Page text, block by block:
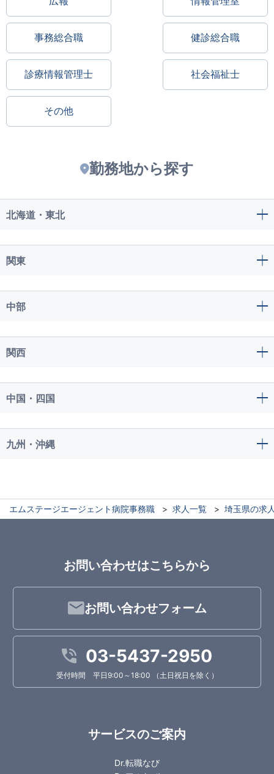
事務総合職 健診総合職
診療情報管理士 社会福祉士
その他
勤務地から探す
北海道・東北
関東
中部
関西
中国・四国
九州・沖縄
エムステージエージェント病院事務職 求人一覧 埼玉県の求
お問い合わせはこちらから
お問い合わせフォーム
03-5437-2950
受付時間 平日9:00～18:00 （土日祝日を除く）
サービスのご案内
Dr.転職なび